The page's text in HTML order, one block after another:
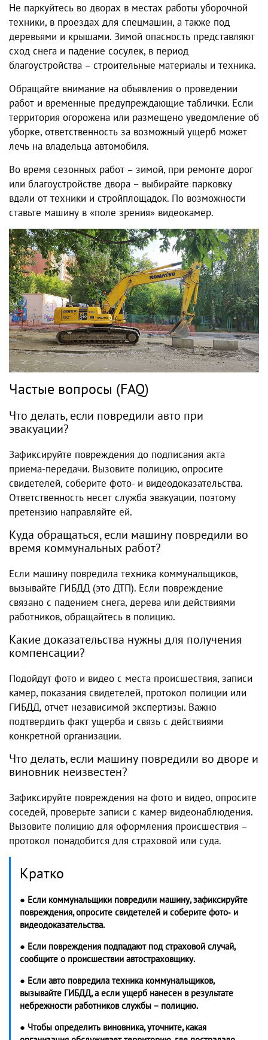
Не паркуйтесь во дворах в местах работы уборочной
техники, в проездах для спецмашин, а также под
деревьями и крышами. Зимой опасность представляют
сход снега и падение сосулек, в период
благоустройства – строительные материалы и техника.
Обращайте внимание на объявления о проведении
работ и временные предупреждающие таблички. Если
территория огорожена или размещено уведомление об
уборке, ответственность за возможный ущерб может
лечь на владельца автомобиля.
Во время сезонных работ – зимой, при ремонте дорог
или благоустройстве двора – выбирайте парковку
вдали от техники и стройплощадок. По возможности
ставьте машину в «поле зрения» видеокамер.
Частые вопросы (FAQ)
Что делать, если повредили авто при
эвакуации?
Зафиксируйте повреждения до подписания акта
приема-передачи. Вызовите полицию, опросите
свидетелей, соберите фото- и видеодоказательства.
Ответственность несет служба эвакуации, поэтому
претензию направляйте ей.
Куда обращаться, если машину повредили во
время коммунальных работ?
Если машину повредила техника коммунальщиков,
вызывайте ГИБДД (это ДТП). Если повреждение
связано с падением снега, дерева или действиями
работников, обращайтесь в полицию.
Какие доказательства нужны для получения
компенсации?
Подойдут фото и видео с места происшествия, записи
камер, показания свидетелей, протокол полиции или
ГИБДД, отчет независимой экспертизы. Важно
подтвердить факт ущерба и связь с действиями
конкретной организации.
Что делать, если машину повредили во дворе и
виновник неизвестен?
Зафиксируйте повреждения на фото и видео, опросите
соседей, проверьте записи с камер видеонаблюдения.
Вызовите полицию для оформления происшествия –
протокол понадобится для страховой или суда.
Кратко
● Если коммунальщики повредили машину, зафиксируйте
повреждения, опросите свидетелей и соберите фото‑ и
видеодоказательства.
● Если повреждения подпадают под страховой случай,
сообщите о происшествии автостраховщику.
● Если авто повредила техника коммунальщиков,
вызывайте ГИБДД, а если ущерб нанесен в результате
небрежности работников службы – полицию.
● Чтобы определить виновника, уточните, какая